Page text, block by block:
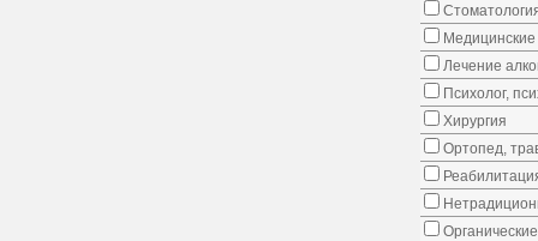
Медицинские
Лечение
Психолог,
Хирургия
Ортопед,